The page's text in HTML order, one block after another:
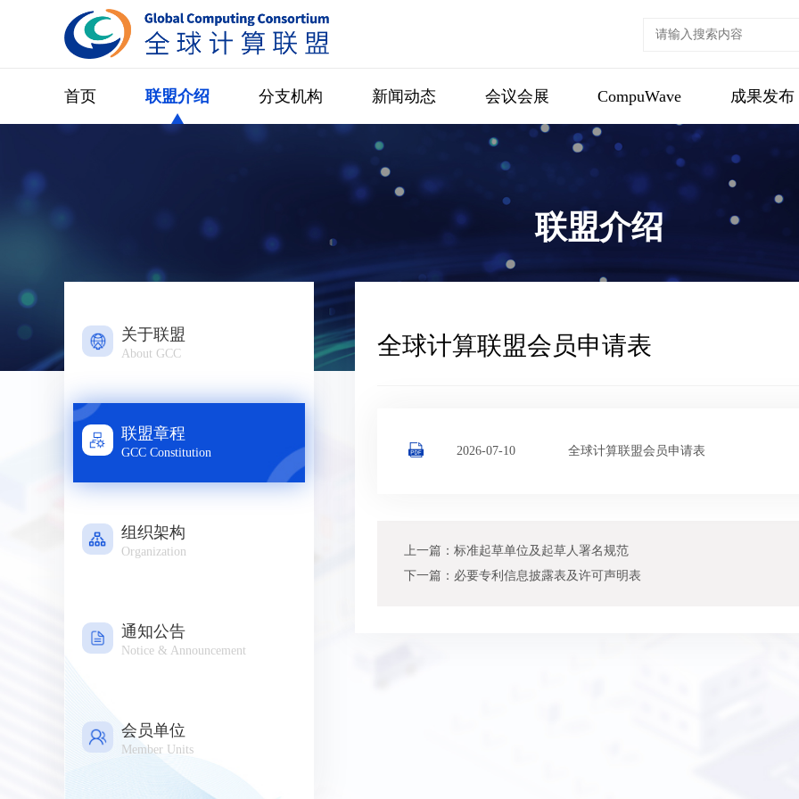
首页 联盟介绍 分支机构 新闻动态 会议会展 CompuWave 成果发布
联盟介绍
关于联盟
About GCC
联盟章程
GCC Constitution
组织架构
Organization
通知公告
Notice & Announcement
会员单位
Member Units
全球计算联盟会员申请表
2026-07-10 全球计算联盟会员申请表
上一篇：标准起草单位及起草人署名规范
下一篇：必要专利信息披露表及许可声明表